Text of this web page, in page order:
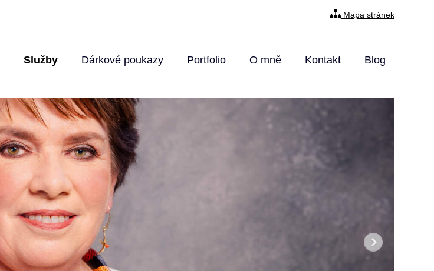
Mapa stránek
Služby Dárkové poukazy Portfolio O mně Kontakt Blog